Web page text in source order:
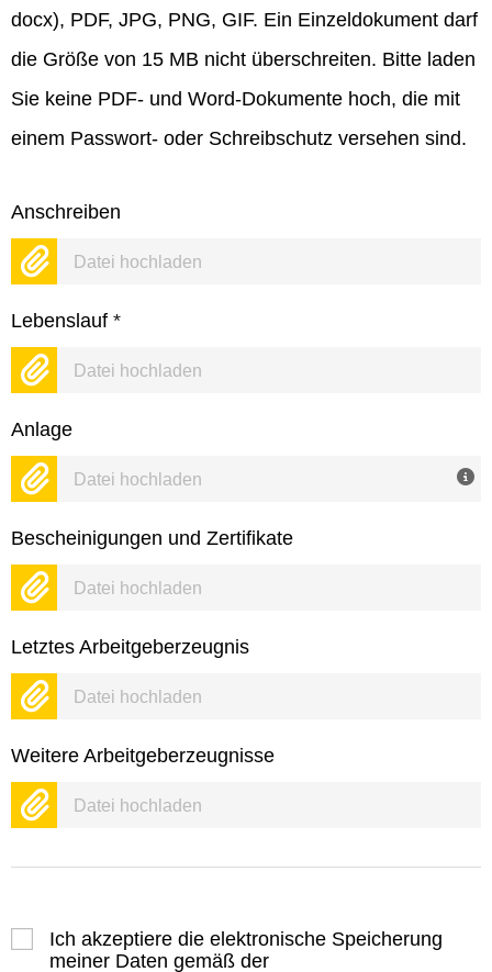
docx), PDF, JPG, PNG, GIF. Ein Einzeldokument darf
die Größe von 15 MB nicht überschreiten. Bitte laden
Sie keine PDF- und Word-Dokumente hoch, die mit
einem Passwort- oder Schreibschutz versehen sind.
Anschreiben
Datei hochladen
Lebenslauf *
Datei hochladen
Anlage
Datei hochladen
Bescheinigungen und Zertifikate
Datei hochladen
Letztes Arbeitgeberzeugnis
Datei hochladen
Weitere Arbeitgeberzeugnisse
Datei hochladen
Ich akzeptiere die elektronische Speicherung
meiner Daten gemäß der